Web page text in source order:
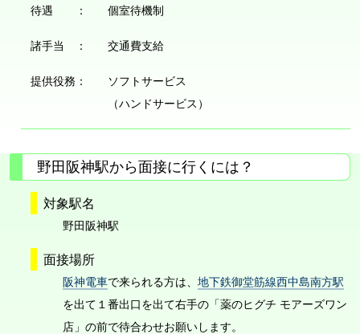
待遇 ： 個室待機制
諸手当 ： 交通費支給
提供役務：
ソフトサービス
（ハンドサービス）
野田阪神駅から面接に行くには？
対象駅名
野田阪神駅
面接場所
阪神電車で来られる方は、 地下鉄御堂筋線西中島南方駅
を出て１番出口を出て右手の「薬のヒグチ モアーズワン
店」の前で待合わせお願いします。